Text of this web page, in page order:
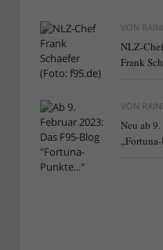
VON
NLZ-
Frank
VON
Neu ab